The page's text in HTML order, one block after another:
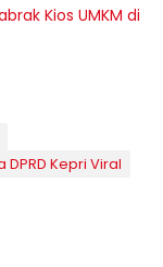
Kios UMKM di
DPRD Kepri Viral